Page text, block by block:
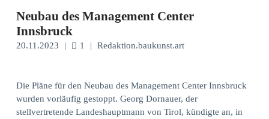
Neubau des Management Center
Innsbruck
20.11.2023 | 1 | Redaktion.baukunst.art
Die Pläne für den Neubau des Management Center Innsbruck
wurden vorläufig gestoppt. Georg Dornauer, der
stellvertretende Landeshauptmann von Tirol, kündigte an, in